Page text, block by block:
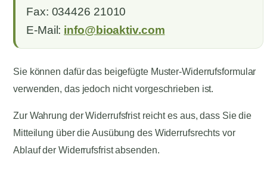
Fax: 034426 21010
E-Mail: info@bioaktiv.com
Sie können dafür das beigefügte Muster-Widerrufsformular
verwenden, das jedoch nicht vorgeschrieben ist.
Zur Wahrung der Widerrufsfrist reicht es aus, dass Sie die
Mitteilung über die Ausübung des Widerrufsrechts vor
Ablauf der Widerrufsfrist absenden.